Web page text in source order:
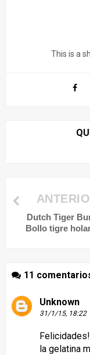
This is a
Dutch Tiger
Bollo tigre
11
Unknown
31/1/15, 18:22
la gelatina